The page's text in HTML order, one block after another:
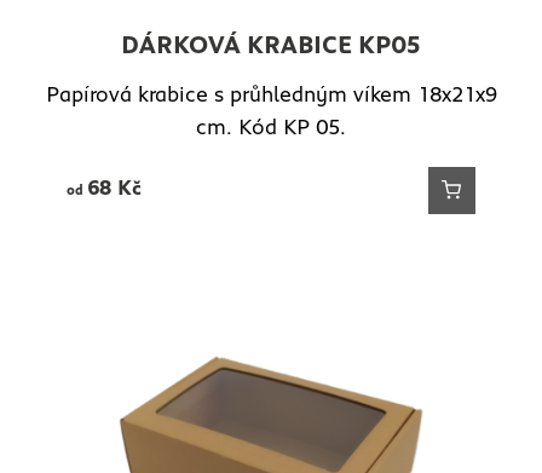
DÁRKOVÁ KRABICE KP05
Papírová krabice s průhledným víkem 18x21x9
cm. Kód KP 05.
od 68Kč